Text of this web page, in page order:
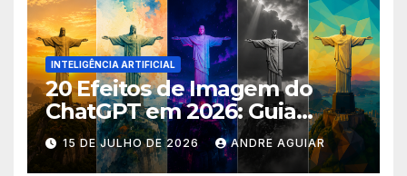
INTELIGÊNCIA ARTIFICIAL
20 Efeitos de Imagem do
ChatGPT em 2026: Guia
Completo com Prompts para
Transformar suas Fotos
15 DE JULHO DE 2026 ANDRE AGUIAR